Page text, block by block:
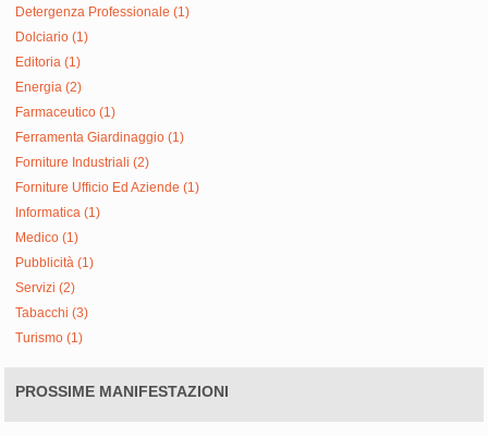
Detergenza Professionale (1)
Dolciario (1)
Editoria (1)
Energia (2)
Farmaceutico (1)
Ferramenta Giardinaggio (1)
Forniture Industriali (2)
Forniture Ufficio Ed Aziende (1)
Informatica (1)
Medico (1)
Pubblicità (1)
Servizi (2)
Tabacchi (3)
Turismo (1)
PROSSIME MANIFESTAZIONI